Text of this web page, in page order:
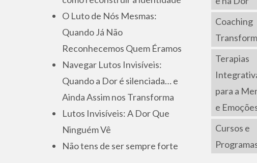
O Luto de Nós Mesmas:
Quando Já Não
Reconhecemos Quem Éramos
Navegar Lutos Invisíveis:
Quando a Dor é silenciada… e
Ainda Assim nos Transforma
Lutos Invisíveis: A Dor Que
Ninguém Vê
Não tens de ser sempre forte
Coaching
Terapias
para a
e
Cursos e